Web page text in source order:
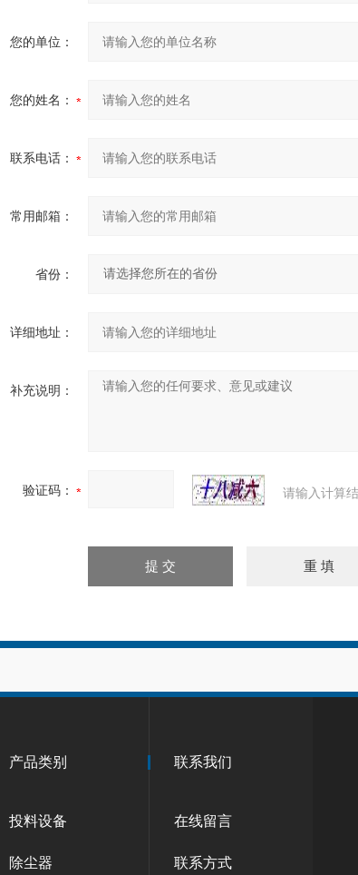
您的单位：
您的姓名：
联系电话：
常用邮箱：
省份：
详细地址：
补充说明：
验证码： 请输入计算
产品类别
投料设备
除尘器
联系我们
在线留言
联系方式